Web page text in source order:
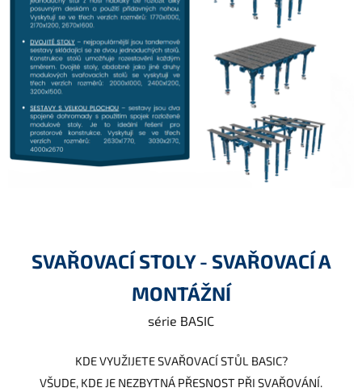
SVAŘOVACÍ STOLY - SVAŘOVACÍ A
MONTÁŽNÍ
série BASIC
KDE VYUŽIJETE SVAŘOVACÍ STŮL BASIC?
VŠUDE, KDE JE NEZBYTNÁ PŘESNOST PŘI SVAŘOVÁNÍ.